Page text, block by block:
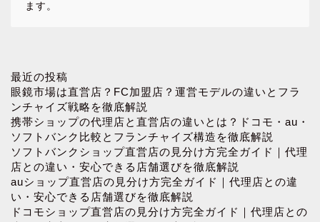
ます。
最近の投稿
眼鏡市場は直営店？FC加盟店？運営モデルの違いとフラ
ンチャイズ戦略を徹底解説
携帯ショップの代理店と直営店の違いとは？ドコモ・au・
ソフトバンク比較とフランチャイズ構造を徹底解説
ソフトバンクショップ直営店の見分け方完全ガイド｜代理
店との違い・安心できる店舗選びを徹底解説
auショップ直営店の見分け方完全ガイド｜代理店との違
い・安心できる店舗選びを徹底解説
ドコモショップ直営店の見分け方完全ガイド｜代理店との
お問い合わせ
プロフィール
プライバシーポリシー